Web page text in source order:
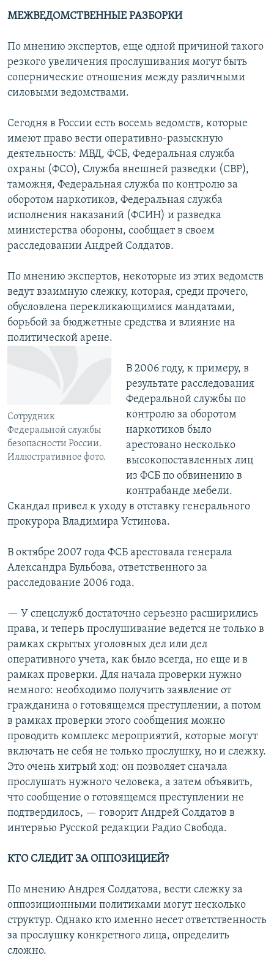
МЕЖВЕДОМСТВЕННЫЕ РАЗБОРКИ
По мнению экспертов, еще одной причиной такого
резкого увеличения прослушивания могут быть
сопернические отношения между различными
силовыми ведомствами.
Сегодня в России есть восемь ведомств, которые
имеют право вести оперативно-разыскную
деятельность: МВД, ФСБ, Федеральная служба
охраны (ФСО), Служба внешней разведки (СВР),
таможня, Федеральная служба по контролю за
оборотом наркотиков, Федеральная служба
исполнения наказаний (ФСИН) и разведка
министерства обороны, сообщает в своем
расследовании Андрей Солдатов.
По мнению экспертов, некоторые из этих ведомств
ведут взаимную слежку, которая, среди прочего,
обусловлена перекликающимися мандатами,
борьбой за бюджетные средства и влияние на
политической арене.
Сотрудник
Федеральной службы
безопасности России.
Иллюстративное фото.
В 2006 году, к примеру, в
результате расследования
Федеральной службы по
контролю за оборотом
наркотиков было
арестовано несколько
высокопоставленных лиц
из ФСБ по обвинению в
контрабанде мебели.
Скандал привел к уходу в отставку генерального
прокурора Владимира Устинова.
В октябре 2007 года ФСБ арестовала генерала
Александра Бульбова, ответственного за
расследование 2006 года.
— У спецслужб достаточно серьезно расширились
права, и теперь прослушивание ведется не только в
рамках скрытых уголовных дел или дел
оперативного учета, как было всегда, но еще и в
рамках проверки. Для начала проверки нужно
немного: необходимо получить заявление от
гражданина о готовящемся преступлении, а потом
в рамках проверки этого сообщения можно
проводить комплекс мероприятий, которые могут
включать не себя не только прослушку, но и слежку.
Это очень хитрый ход: он позволяет сначала
прослушать нужного человека, а затем объявить,
что сообщение о готовящемся преступлении не
подтвердилось, — говорит Андрей Солдатов в
интервью Русской редакции Радио Cвобода.
КТО СЛЕДИТ ЗА ОППОЗИЦИЕЙ?
По мнению Андрея Солдатова, вести слежку за
оппозиционными политиками могут несколько
структур. Однако кто именно несет ответственность
за прослушку конкретного лица, определить
сложно.